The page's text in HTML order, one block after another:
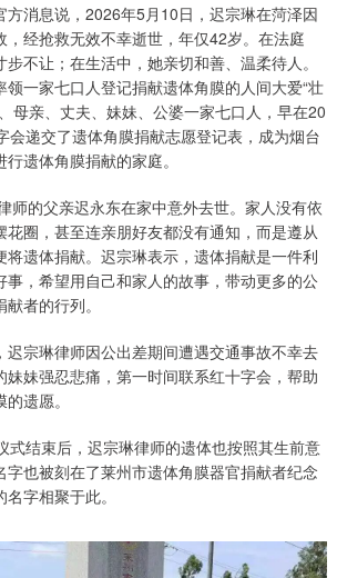
消息说，2026年5月10日，迟宗琳在菏泽因
，经抢救无效不幸逝世，年仅42岁。在法庭
步不让；在生活中，她亲切和善、温柔待人。
一家七口人登记捐献遗体角膜的人间大爱“壮
母亲、丈夫、妹妹、公婆一家七口人，早在20
会递交了遗体角膜捐献志愿登记表，成为烟台
遗体角膜捐献的家庭。
的父亲迟永东在家中意外去世。家人没有依
花圈，甚至连亲朋好友都没有通知，而是遵从
将遗体捐献。迟宗琳表示，遗体捐献是一件利
事，希望用自己和家人的故事，带动更多的公
者的行列。
宗琳律师因公出差期间遭遇交通事故不幸去
妹妹强忍悲痛，第一时间联系红十字会，帮助
遗愿。
结束后，迟宗琳律师的遗体也按照其生前意
字也被刻在了莱州市遗体角膜器官捐献者纪念
字相聚于此。